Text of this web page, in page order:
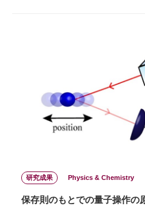
研究成果 Physics & Chemistry
保存則のもとでの量子操作の